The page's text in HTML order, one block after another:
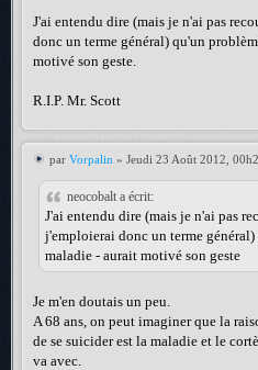
J'ai entendu dire (mais je n'ai pas
donc un terme général) qu'un
motivé son geste.
R.I.P. Mr. Scott
par Vorpalin » Jeudi 23 Août 2012,
neocobalt a écrit:
J'ai entendu dire (mais je n'ai pas
j'emploierai donc un terme
maladie - aurait motivé son geste
Je m'en doutais un peu.
A 68 ans, on peut imaginer que la
de se suicider est la maladie et le
va avec.